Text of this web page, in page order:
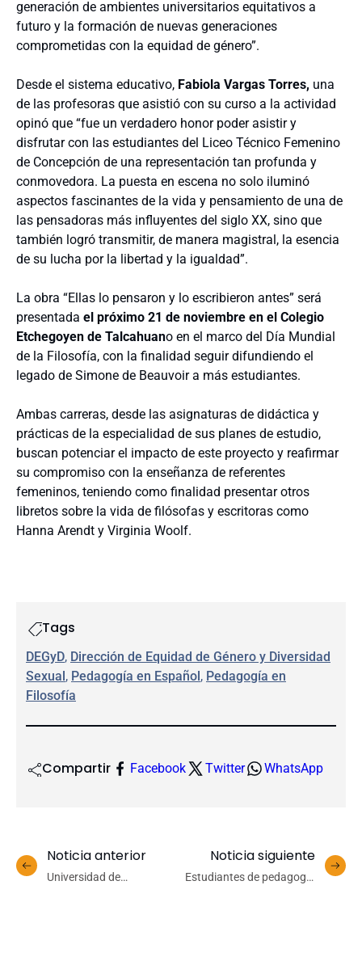
generación de ambientes universitarios equitativos a
futuro y la formación de nuevas generaciones
comprometidas con la equidad de género”.
Desde el sistema educativo, Fabiola Vargas Torres, una
de las profesoras que asistió con su curso a la actividad
opinó que “fue un verdadero honor poder asistir y
disfrutar con las estudiantes del Liceo Técnico Femenino
de Concepción de una representación tan profunda y
conmovedora. La puesta en escena no solo iluminó
aspectos fascinantes de la vida y pensamiento de una de
las pensadoras más influyentes del siglo XX, sino que
también logró transmitir, de manera magistral, la esencia
de su lucha por la libertad y la igualdad”.
La obra “Ellas lo pensaron y lo escribieron antes” será
presentada el próximo 21 de noviembre en el Colegio
Etchegoyen de Talcahuano en el marco del Día Mundial
de la Filosofía, con la finalidad seguir difundiendo el
legado de Simone de Beauvoir a más estudiantes.
Ambas carreras, desde las asignaturas de didáctica y
prácticas de la especialidad de sus planes de estudio,
buscan potenciar el impacto de este proyecto y reafirmar
su compromiso con la enseñanza de referentes
femeninos, teniendo como finalidad presentar otros
libretos sobre la vida de filósofas y escritoras como
Hanna Arendt y Virginia Woolf.
Tags
DEGyD, Dirección de Equidad de Género y Diversidad
Sexual, Pedagogía en Español, Pedagogía en
Filosofía
Compartir Facebook Twitter WhatsApp
Noticia anterior
Universidad de
Noticia siguiente
Estudiantes de pedagogía